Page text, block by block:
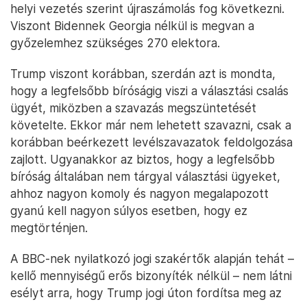
helyi vezetés szerint újraszámolás fog következni.
Viszont Bidennek Georgia nélkül is megvan a
győzelemhez szükséges 270 elektora.
Trump viszont korábban, szerdán azt is mondta,
hogy a legfelsőbb bíróságig viszi a választási csalás
ügyét, miközben a szavazás megszüntetését
követelte. Ekkor már nem lehetett szavazni, csak a
korábban beérkezett levélszavazatok feldolgozása
zajlott. Ugyanakkor az biztos, hogy a legfelsőbb
bíróság általában nem tárgyal választási ügyeket,
ahhoz nagyon komoly és nagyon megalapozott
gyanú kell nagyon súlyos esetben, hogy ez
megtörténjen.
A BBC-nek nyilatkozó jogi szakértők alapján tehát –
kellő mennyiségű erős bizonyíték nélkül – nem látni
esélyt arra, hogy Trump jogi úton fordítsa meg az